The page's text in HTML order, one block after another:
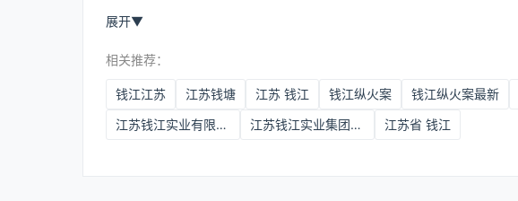
展开▼
相关推荐：
钱江江苏 江苏钱塘 江苏 钱江 钱江纵火案 钱江纵火案最新
江苏钱江实业有限公司
江苏钱江实业集团有限公司 江苏省 钱江